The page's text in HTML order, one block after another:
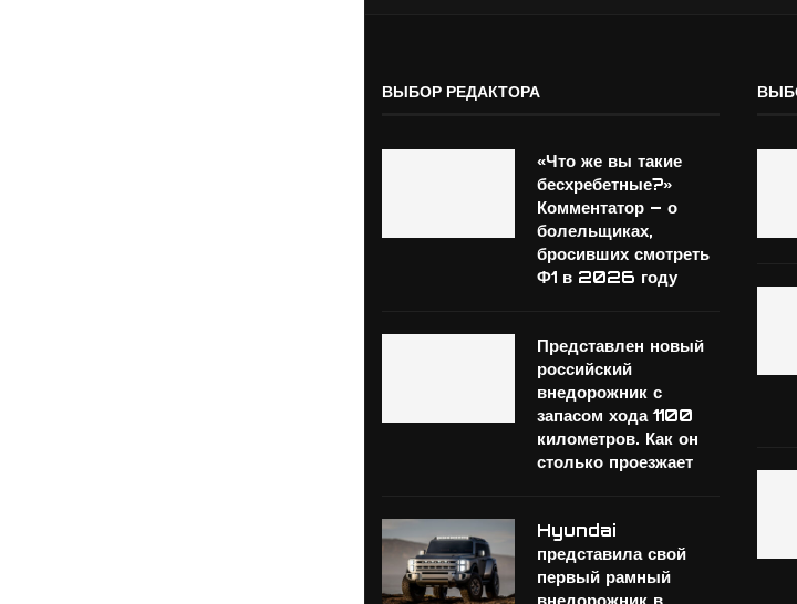
ВЫБОР РЕДАКТОРА
«Что же вы такие
бесхребетные?»
Комментатор – о
болельщиках,
бросивших смотреть
Ф1 в 2026 году
Представлен новый
российский
внедорожник с
запасом хода 1100
километров. Как он
столько проезжает
Hyundai
представила свой
первый рамный